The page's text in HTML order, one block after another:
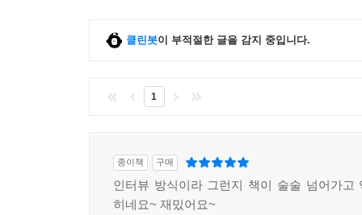
클린봇이 부적절한 글을 감지 중입니다.
1
종이책 구매
인터뷰 방식이라 그런지 책이 술술 넘어가고
히네요~ 재밌어요~